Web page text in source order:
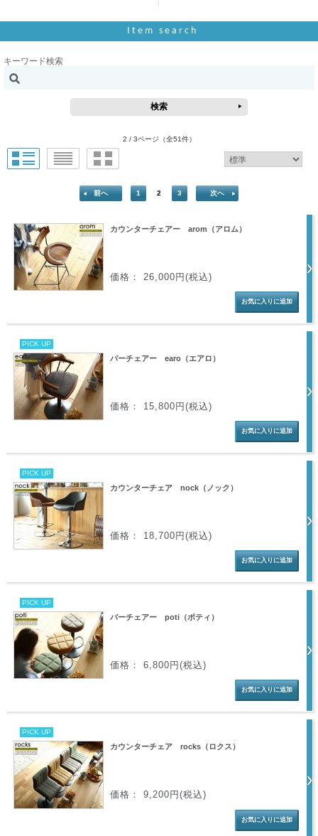
Item search
キーワード検索
2 / 3ページ （全51件）
前へ 1 2 3 次へ
カウンターチェアー arom（アロム）
価格： 26,000円(税込)
PICK UP
バーチェアー earo（エアロ）
価格： 15,800円(税込)
PICK UP
カウンターチェア nock（ノック）
価格： 18,700円(税込)
PICK UP
バーチェアー poti（ポティ）
価格： 6,800円(税込)
PICK UP
カウンターチェア rocks（ロクス）
価格： 9,200円(税込)